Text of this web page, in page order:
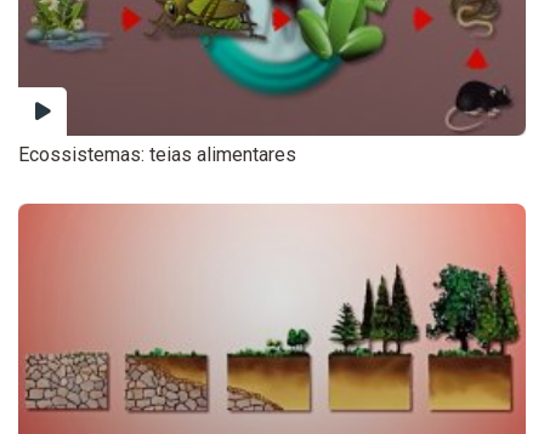
Ecossistemas: teias alimentares